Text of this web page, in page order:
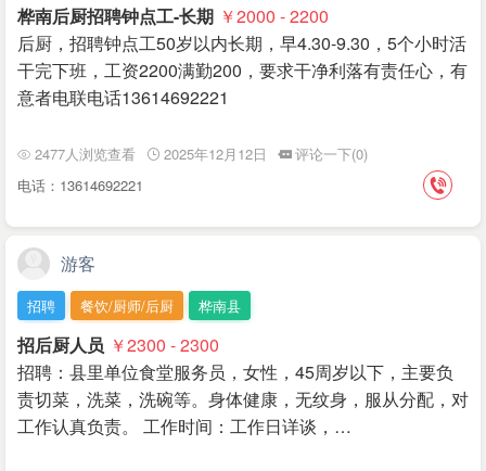
桦南后厨招聘钟点工-长期 ￥2000 - 2200
后厨，招聘钟点工50岁以内长期，早4.30-9.30，5个小时活
干完下班，工资2200满勤200，要求干净利落有责任心，有
意者电联电话13614692221
2477人浏览查看 2025年12月12日
评论一下(0)
电话：13614692221
游客
招聘 餐饮/厨师/后厨 桦南县
招后厨人员 ￥2300 - 2300
招聘：县里单位食堂服务员，女性，45周岁以下，主要负
责切菜，洗菜，洗碗等。身体健康，无纹身，服从分配，对
工作认真负责。 工作时间：工作日详谈，…